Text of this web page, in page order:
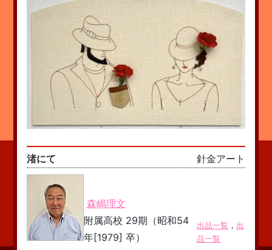
渚にて 針金アート
森嶋理文
附属高校 29期（昭和54
年[1979] 卒）
出品一覧 ， 出
品一覧